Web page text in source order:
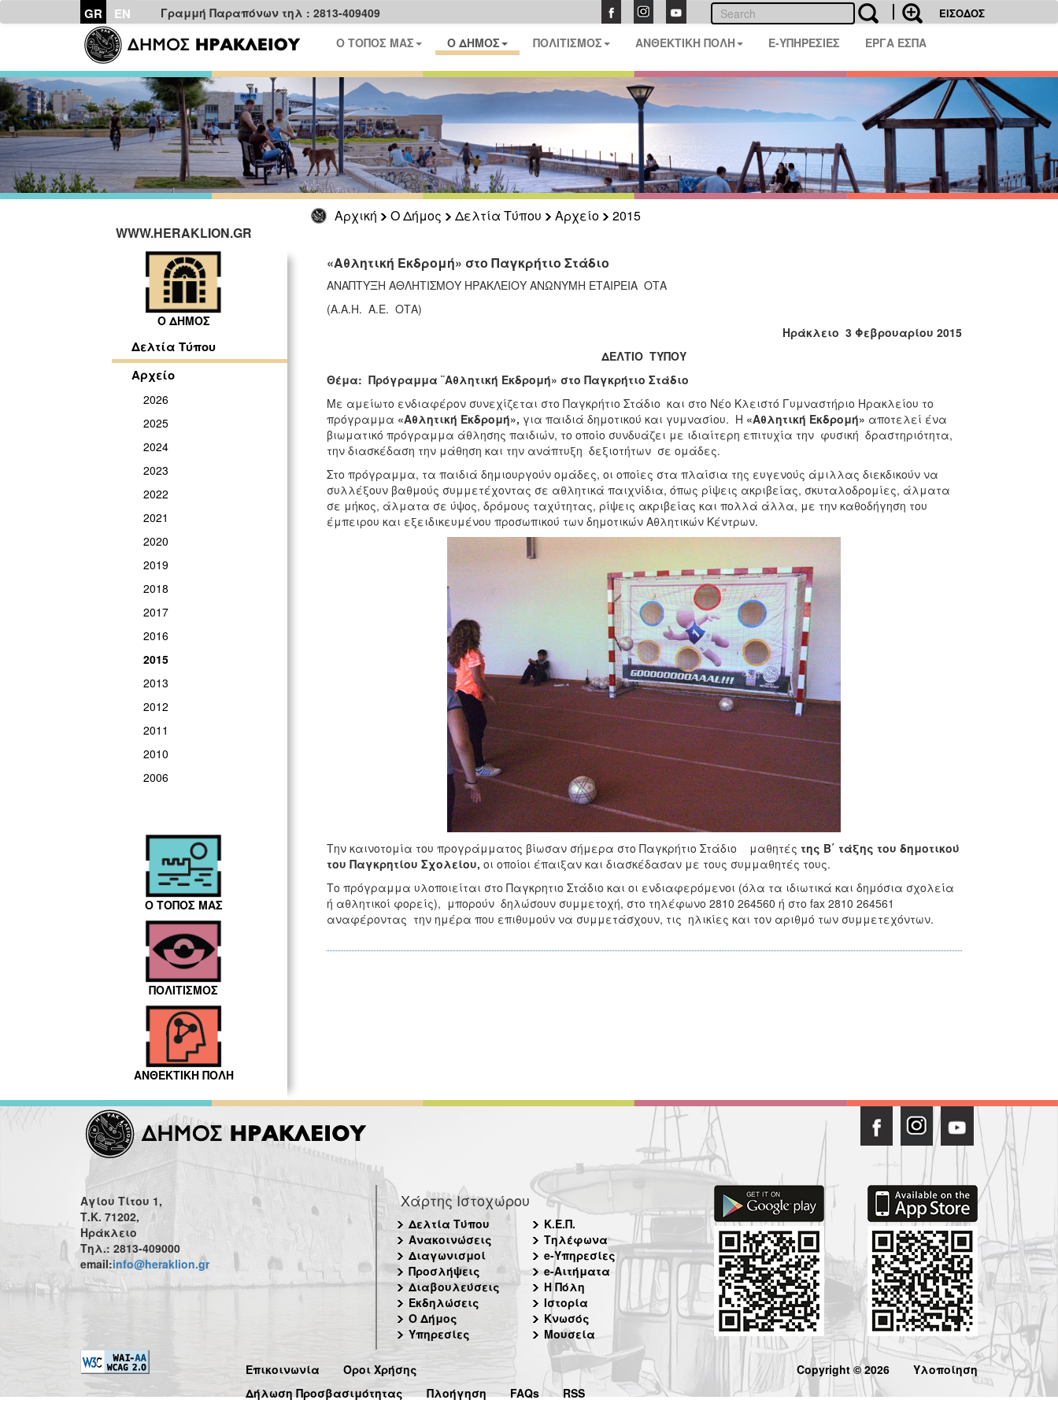
GR EN Γραμμή Παραπόνων τηλ : 2813-409409 ΕΙΣΟΔΟΣ
Ο ΤΟΠΟΣ ΜΑΣ Ο ΔΗΜΟΣ ΠΟΛΙΤΙΣΜΟΣ ΑΝΘΕΚΤΙΚΗ ΠΟΛΗ E-ΥΠΗΡΕΣΙΕΣ ΕΡΓΑ ΕΣΠΑ
Αρχική Ο Δήμος Δελτία Τύπου Αρχείο
2015
WWW.HERAKLION.GR
Ο ΔΗΜΟΣ
Δελτία Τύπου
Αρχείο
2026
2025
2024
2023
2022
2021
2020
2019
2018
2017
2016
2015
2013
2012
2011
2010
2006
Ο ΤΟΠΟΣ ΜΑΣ
ΠΟΛΙΤΙΣΜΟΣ
ΑΝΘΕΚΤΙΚΗ ΠΟΛΗ
«Αθλητική Εκδρομή» στο Παγκρήτιο Στάδιο
ΑΝΑΠΤΥΞΗ ΑΘΛΗΤΙΣΜΟΥ ΗΡΑΚΛΕΙΟΥ ΑΝΩΝΥΜΗ ΕΤΑΙΡΕΙΑ ΟΤΑ
(Α.Α.Η. Α.Ε. ΟΤΑ)
Ηράκλειο 3 Φεβρουαρίου 2015
ΔΕΛΤΙΟ ΤΥΠΟΥ
Θέμα: Πρόγραμμα ¨Αθλητική Εκδρομή» στο Παγκρήτιο Στάδιο
Με αμείωτο ενδιαφέρον συνεχίζεται στο Παγκρήτιο Στάδιο και στο Νέο Κλειστό Γυμναστήριο Ηρακλείου το
πρόγραμμα «Αθλητική Εκδρομή», για παιδιά δημοτικού και γυμνασίου. Η «Αθλητική Εκδρομή» αποτελεί ένα
βιωματικό πρόγραμμα άθλησης παιδιών, το οποίο συνδυάζει με ιδιαίτερη επιτυχία την φυσική δραστηριότητα,
την διασκέδαση την μάθηση και την ανάπτυξη δεξιοτήτων σε ομάδες.
Στο πρόγραμμα, τα παιδιά δημιουργούν ομάδες, οι οποίες στα πλαίσια της ευγενούς άμιλλας διεκδικούν να
συλλέξουν βαθμούς συμμετέχοντας σε αθλητικά παιχνίδια, όπως ρίψεις ακριβείας, σκυταλοδρομίες, άλματα
σε μήκος, άλματα σε ύψος, δρόμους ταχύτητας, ρίψεις ακριβείας και πολλά άλλα, με την καθοδήγηση του
έμπειρου και εξειδικευμένου προσωπικού των δημοτικών Αθλητικών Κέντρων.
Την καινοτομία του προγράμματος βίωσαν σήμερα στο Παγκρήτιο Στάδιο μαθητές της Β΄ τάξης του δημοτικού
του Παγκρητίου Σχολείου, οι οποίοι έπαιξαν και διασκέδασαν με τους συμμαθητές τους.
Το πρόγραμμα υλοποιείται στο Παγκρητιο Στάδιο και οι ενδιαφερόμενοι (όλα τα ιδιωτικά και δημόσια σχολεία
ή αθλητικοί φορείς), μπορούν δηλώσουν συμμετοχή, στο τηλέφωνο 2810 264560 ή στο fax 2810 264561
αναφέροντας την ημέρα που επιθυμούν να συμμετάσχουν, τις ηλικίες και τον αριθμό των συμμετεχόντων.
Αγίου Τίτου 1,
Τ.Κ. 71202,
Ηράκλειο
Τηλ.: 2813-409000
email:info@heraklion.gr
Χάρτης Ιστοχώρου
Δελτία Τύπου
Ανακοινώσεις
Διαγωνισμοί
Προσλήψεις
Διαβουλεύσεις
Εκδηλώσεις
Ο Δήμος
Υπηρεσίες
Κ.Ε.Π.
Τηλέφωνα
e-Υπηρεσίες
e-Αιτήματα
Η Πόλη
Ιστορία
Κνωσός
Μουσεία
Επικοινωνία
Όροι Χρήσης
Δήλωση Προσβασιμότητας
Πλοήγηση FAQs RSS
Copyright © 2026 Υλοποίηση